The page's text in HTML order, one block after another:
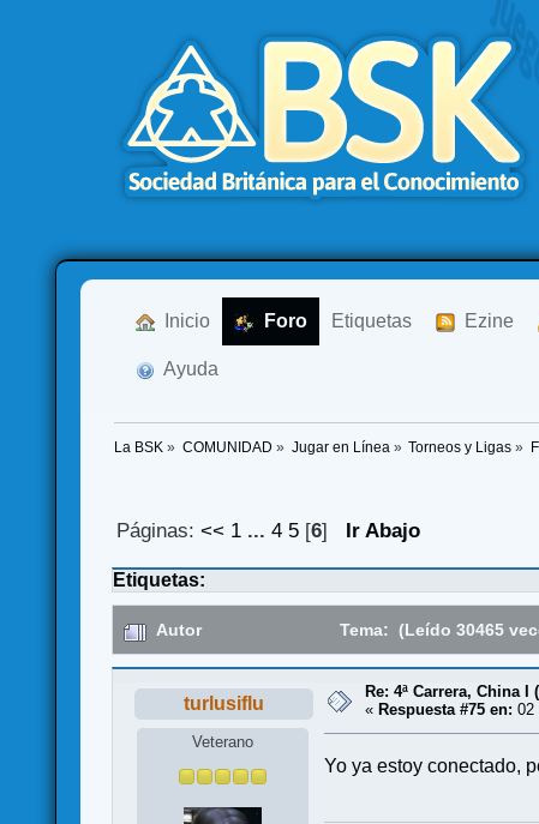
Inicio Foro Etiquetas Ezine
Ayuda
La BSK » COMUNIDAD » Jugar en Línea » Torneos y Ligas »
Páginas: << 1 ... 4 5[6] Ir Abajo
Etiquetas:
Autor Tema: (Leído 30465
turlusiflu
Veterano
Re: 4ª Carrera, China I
« Respuesta #75 en: 02
Yo ya estoy conectado,